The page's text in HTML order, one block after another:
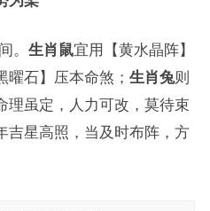
。 生肖鼠宜用【黄水晶阵】
曜石】压本命煞； 生肖兔则
理虽定，人力可改，莫待束
吉星高照，当及时布阵，方